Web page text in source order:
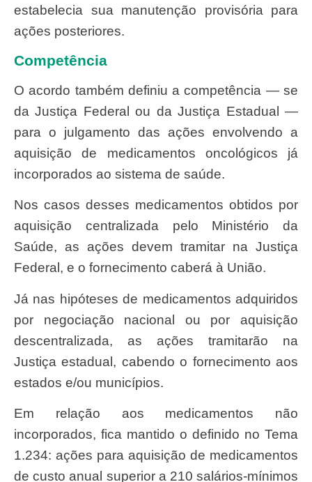
estabelecia sua manutenção provisória para
ações posteriores.
Competência
O acordo também definiu a competência — se
da Justiça Federal ou da Justiça Estadual —
para o julgamento das ações envolvendo a
aquisição de medicamentos oncológicos já
incorporados ao sistema de saúde.
Nos casos desses medicamentos obtidos por
aquisição centralizada pelo Ministério da
Saúde, as ações devem tramitar na Justiça
Federal, e o fornecimento caberá à União.
Já nas hipóteses de medicamentos adquiridos
por negociação nacional ou por aquisição
descentralizada, as ações tramitarão na
Justiça estadual, cabendo o fornecimento aos
estados e/ou municípios.
Em relação aos medicamentos não
incorporados, fica mantido o definido no Tema
1.234: ações para aquisição de medicamentos
de custo anual superior a 210 salários-mínimos